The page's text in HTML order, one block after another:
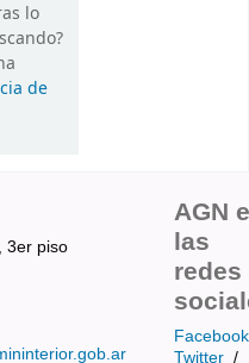
lo
de
3er piso
AGN
las
redes
Facebook
Twitter /